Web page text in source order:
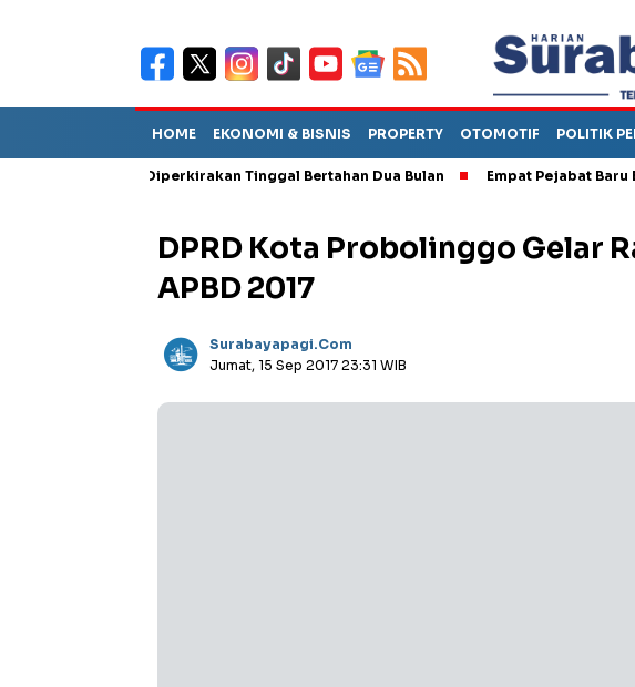
HOME EKONOMI & BISNIS PROPERTY OTOMOTIF POLITIK
Sebut TPA Diperkirakan Tinggal Bertahan Dua Bulan Empat Pejabat Baru
DPRD Kota Probolinggo Gelar
APBD 2017
Surabayapagi.com
Jumat, 15 Sep 2017 23:31 WIB